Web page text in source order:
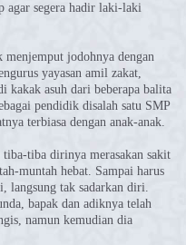
agar segera hadir laki-laki
jodohnya dengan
yayasan amil zakat,
kakak asuh dari beberapa balita
pendidik disalah satu SMP
terbiasa dengan anak-anak.
tiba dirinya merasakan sakit
muntah hebat. Sampai harus
langsung tak sadarkan diri.
bapak dan adiknya telah
namun kemudian dia